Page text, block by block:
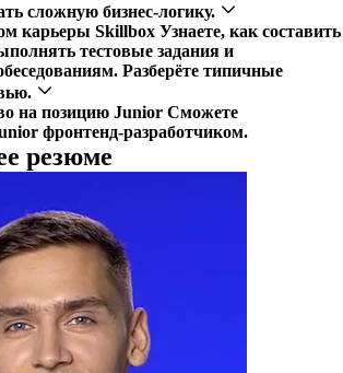
сложную бизнес-логику.
карьеры Skillbox Узнаете, как составить
тестовые задания и
Разберёте типичные
на позицию Junior Сможете
фронтенд-разработчиком.
резюме